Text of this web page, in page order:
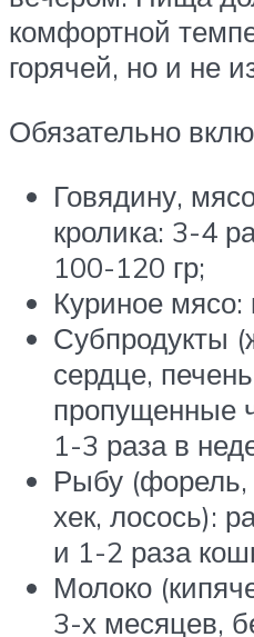
комфортной
горячей, но и не
Обязательно
Говядину,
кролика: 3-4
100-120 гр;
Куриное
Субпродукты
сердце,
пропущенные
1-3 раза в
Рыбу (форель,
хек, лосось):
и 1-2 раза
Молоко
3-х месяцев,